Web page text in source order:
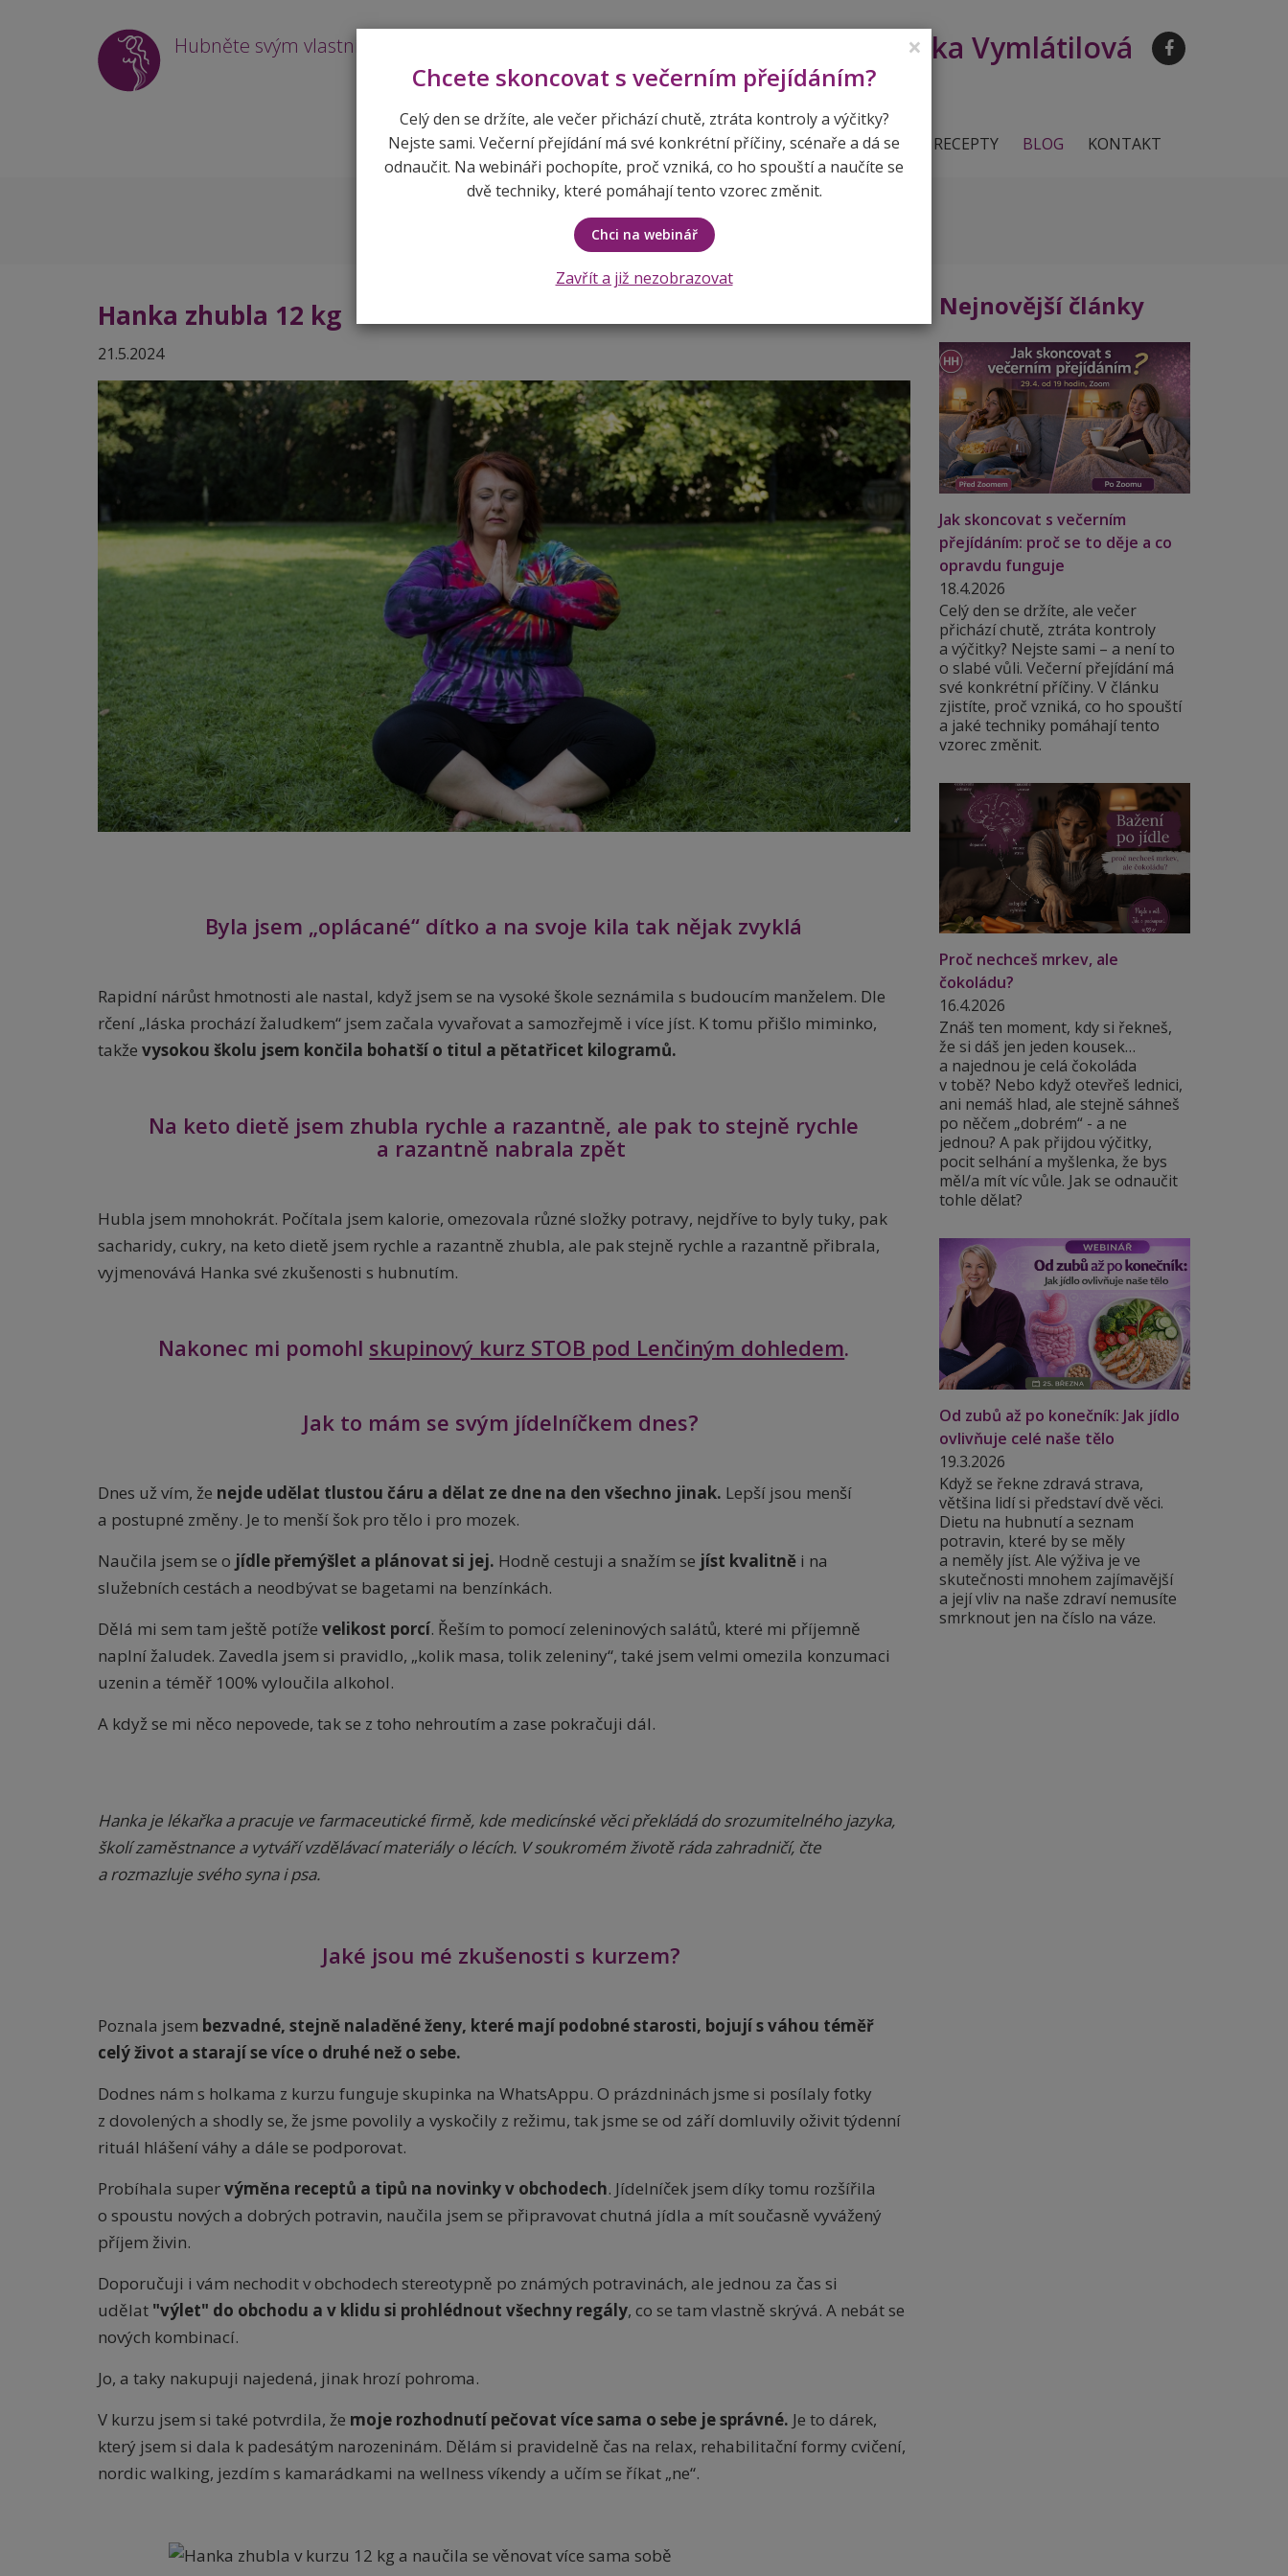
Hubněte svým vlastním tempem Lenka Vymlátilová
ÚVOD O MNĚ SLUŽBY A CENÍK REFERENCE RECEPTY BLOG KONTAKT
Hanka zhubla 12 kg
Hanka zhubla 12 kg
21.5.2024
Byla jsem „oplácané“ dítko a na svoje kila tak nějak zvyklá
Rapidní nárůst hmotnosti ale nastal, když jsem se na vysoké škole seznámila s budoucím manželem. Dle
rčení „láska prochází žaludkem“ jsem začala vyvařovat a samozřejmě i více jíst. K tomu přišlo miminko,
takže vysokou školu jsem končila bohatší o titul a pětatřicet kilogramů.
Na keto dietě jsem zhubla rychle a razantně, ale pak to stejně rychle
a razantně nabrala zpět
Hubla jsem mnohokrát. Počítala jsem kalorie, omezovala různé složky potravy, nejdříve to byly tuky, pak
sacharidy, cukry, na keto dietě jsem rychle a razantně zhubla, ale pak stejně rychle a razantně přibrala,
vyjmenovává Hanka své zkušenosti s hubnutím.
Nakonec mi pomohl skupinový kurz STOB pod Lenčiným dohledem.
Jak to mám se svým jídelníčkem dnes?
Dnes už vím, že nejde udělat tlustou čáru a dělat ze dne na den všechno jinak. Lepší jsou menší
a postupné změny. Je to menší šok pro tělo i pro mozek.
Naučila jsem se o jídle přemýšlet a plánovat si jej. Hodně cestuji a snažím se jíst kvalitně i na
služebních cestách a neodbývat se bagetami na benzínkách.
Dělá mi sem tam ještě potíže velikost porcí. Řeším to pomocí zeleninových salátů, které mi příjemně
naplní žaludek. Zavedla jsem si pravidlo, „kolik masa, tolik zeleniny“, také jsem velmi omezila konzumaci
uzenin a téměř 100% vyloučila alkohol.
A když se mi něco nepovede, tak se z toho nehroutím a zase pokračuji dál.
Hanka je lékařka a pracuje ve farmaceutické firmě, kde medicínské věci překládá do srozumitelného jazyka,
školí zaměstnance a vytváří vzdělávací materiály o lécích. V soukromém životě ráda zahradničí, čte
a rozmazluje svého syna i psa.
Jaké jsou mé zkušenosti s kurzem?
Poznala jsem bezvadné, stejně naladěné ženy, které mají podobné starosti, bojují s váhou téměř
celý život a starají se více o druhé než o sebe.
Dodnes nám s holkama z kurzu funguje skupinka na WhatsAppu. O prázdninách jsme si posílaly fotky
z dovolených a shodly se, že jsme povolily a vyskočily z režimu, tak jsme se od září domluvily oživit týdenní
rituál hlášení váhy a dále se podporovat.
Probíhala supervýměna receptů a tipů na novinky v obchodech. Jídelníček jsem díky tomu rozšířila
o spoustu nových a dobrých potravin, naučila jsem se připravovat chutná jídla a mít současně vyvážený
příjem živin.
Doporučuji i vám nechodit v obchodech stereotypně po známých potravinách, ale jednou za čas si
udělat "výlet" do obchodu a v klidu si prohlédnout všechny regály, co se tam vlastně skrývá. A nebát se
nových kombinací.
Jo, a taky nakupuji najedená, jinak hrozí pohroma.
V kurzu jsem si také potvrdila, že moje rozhodnutí pečovat více sama o sebe je správné. Je to dárek,
který jsem si dala k padesátým narozeninám. Dělám si pravidelně čas na relax, rehabilitační formy cvičení,
nordic walking, jezdím s kamarádkami na wellness víkendy a učím se říkat „ne“.
Nejnovější články
Jak skoncovat s večerním
přejídáním: proč se to děje a co
opravdu funguje
18.4.2026
Celý den se držíte, ale večer
přichází chutě, ztráta kontroly
a výčitky? Nejste sami – a není to
o slabé vůli. Večerní přejídání má
své konkrétní příčiny. V článku
zjistíte, proč vzniká, co ho spouští
a jaké techniky pomáhají tento
vzorec změnit.
Proč nechceš mrkev, ale
čokoládu?
16.4.2026
Znáš ten moment, kdy si řekneš,
že si dáš jen jeden kousek…
a najednou je celá čokoláda
v tobě? Nebo když otevřeš lednici,
ani nemáš hlad, ale stejně sáhneš
po něčem „dobrém“ - a ne
jednou? A pak přijdou výčitky,
pocit selhání a myšlenka, že bys
měl/a mít víc vůle. Jak se odnaučit
tohle dělat?
Od zubů až po konečník: Jak jídlo
ovlivňuje celé naše tělo
19.3.2026
Když se řekne zdravá strava,
většina lidí si představí dvě věci.
Dietu na hubnutí a seznam
potravin, které by se měly
a neměly jíst. Ale výživa je ve
skutečnosti mnohem zajímavější
a její vliv na naše zdraví nemusíte
smrknout jen na číslo na váze.
×
Chcete skoncovat s večerním přejídáním?
Celý den se držíte, ale večer přichází chutě, ztráta kontroly a výčitky?
Nejste sami. Večerní přejídání má své konkrétní příčiny, scénaře a dá se
odnaučit. Na webináři pochopíte, proč vzniká, co ho spouští a naučíte se
dvě techniky, které pomáhají tento vzorec změnit.
Chci na webinář
Zavřít a již nezobrazovat